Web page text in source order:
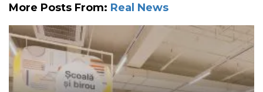
More Posts From: Real News